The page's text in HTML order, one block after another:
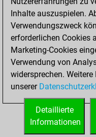
Bauer setzt Matt
Erstickte Matts
Türme auf der
STARTSEITE
Inhalte auszuspielen.
Verwendungszweck
erforderlichen Cookies
Marketing-Cookies
Verwendung von
widersprechen.
unserer
Detaillierte
Informationen